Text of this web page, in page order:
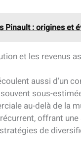
Pinault : origines et
et les revenus
aussi d’un
sous-
au-delà de la
offrant
de